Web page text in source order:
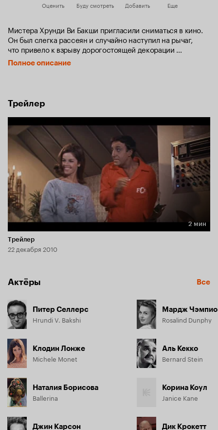
Оценить Буду смотреть Добавить Еще
Мистера Хрунди Ви Бакши пригласили сниматься в кино.
Он был слегка рассеян и случайно наступил на рычаг,
что привело к взрыву дорогостоящей декорации
крепости. Приглашение на ужин, которое так же случайно
пришло на его адрес, приводит Бакши в дом директора
гости никогда не забудут.
Полное описание
Трейлер
Длительность 2 мин
2 мин
Трейлер
22 декабря 2010
Актёры Все
Питер Селлерс
Hrundi V. Bakshi
Клодин Лонже
Michele Monet
Наталия Борисова
Ballerina
Джин Карсон
Мардж
Rosalind Dunphy
Аль Кекко
Bernard Stein
Корина Коул
Janice Kane
Дик Крокетт